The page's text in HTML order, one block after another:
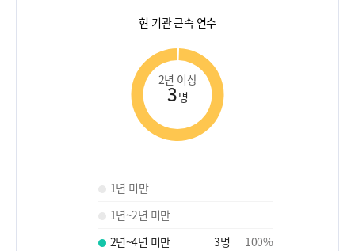
현 기관 근속 연수
2년 이상
3명
1년 미만 -
-
1년~2년 미만
-
-
2년~4년 미만
3명 100%